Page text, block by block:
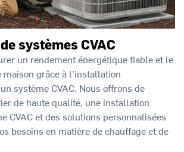
systèmes CVAC
un rendement énergétique fiable et le
grâce à l’installation
système CVAC. Nous offrons de
de haute qualité, une installation
CVAC et des solutions personnalisées
besoins en matière de chauffage et de